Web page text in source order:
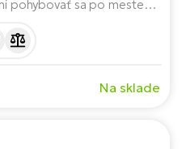
pohybovať sa po meste
integrovanou batériou s
Na sklade